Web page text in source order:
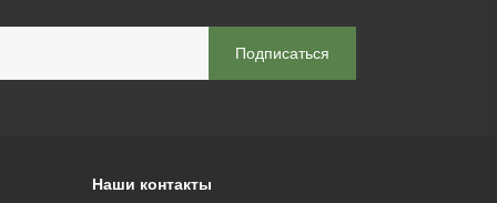
Наши контакты